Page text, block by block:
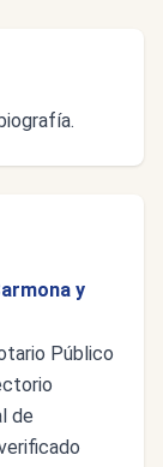
y
Público
de